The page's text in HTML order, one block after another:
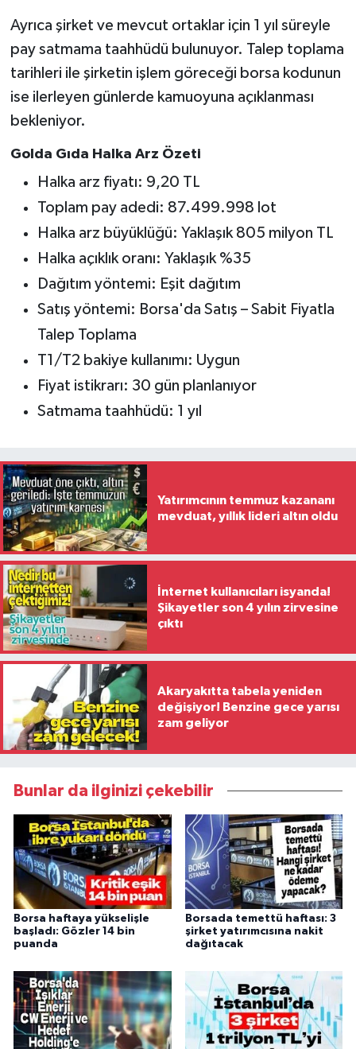
Ayrıca şirket ve mevcut ortaklar için 1 yıl süreyle
pay satmama taahhüdü bulunuyor. Talep toplama
tarihleri ile şirketin işlem göreceği borsa kodunun
ise ilerleyen günlerde kamuoyuna açıklanması
bekleniyor.
Golda Gıda Halka Arz Özeti
Halka arz fiyatı: 9,20 TL
Toplam pay adedi: 87.499.998 lot
Halka arz büyüklüğü: Yaklaşık 805 milyon TL
Halka açıklık oranı: Yaklaşık %35
Dağıtım yöntemi: Eşit dağıtım
Satış yöntemi: Borsa'da Satış – Sabit Fiyatla
Talep Toplama
T1/T2 bakiye kullanımı: Uygun
Fiyat istikrarı: 30 gün planlanıyor
Satmama taahhüdü: 1 yıl
Yatırımcının temmuz kazananı
mevduat, yıllık lideri altın oldu
İnternet kullanıcıları isyanda!
Şikayetler son 4 yılın zirvesine
çıktı
Akaryakıtta tabela yeniden
değişiyor! Benzine gece yarısı
zam geliyor
Bunlar da ilginizi çekebilir
Borsa haftaya yükselişle
başladı: Gözler 14 bin
puanda
Borsada temettü haftası: 3
şirket yatırımcısına nakit
dağıtacak